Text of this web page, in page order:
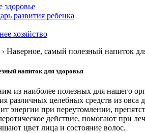
здоровье
развития ребенка
хозяйство
› Наверное, самый полезный напиток
напиток для здоровья
из наиболее полезных для нашего
различных целебных средств из
энергии при переутомлении,
действие, помогают при
цвет лица и состояние волос.